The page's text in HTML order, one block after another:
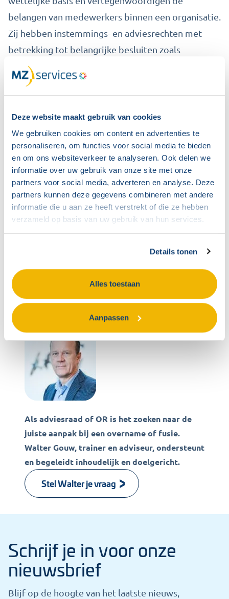
Deze website maakt gebruik van cookies
We gebruiken cookies om content en advertenties te
personaliseren, om functies voor social media te bieden
en om ons websiteverkeer te analyseren. Ook delen we
informatie over uw gebruik van onze site met onze
partners voor social media, adverteren en analyse. Deze
partners kunnen deze gegevens combineren met andere
informatie die u aan ze heeft verstrekt of die ze hebben
verzameld op basis van uw gebruik van hun services.
Details tonen
Alles toestaan
Aanpassen
belangen van medewerkers binnen een organisatie.
Zij hebben instemmings- en adviesrechten met
betrekking tot belangrijke besluiten zoals
reorganisaties, arbeidsvoorwaarden en
werkprocessen. Door een constructieve dialoog
tussen de ondernemingsraad en het management
wordt een evenwichtige besluitvorming
bevorderd, waarbij zowel de continuïteit van de
organisatie als het welzijn van de medewerkers
centraal staat.
Het effectief benutten van zowel adviesraden als
ondernemingsraden draagt bij aan een
transparante en inclusieve organisatiecultuur. Door
organisatie optimaal inspelen op zowel
strategische als operationele vraagstukken, waarbij
innovatie, medewerkerswelzijn en
bedrijfsbelangen hand in hand gaan.
Als adviesraad of OR is het zoeken naar de
juiste aanpak bij een overname of fusie.
Walter Gouw, trainer en adviseur, ondersteunt
en begeleidt inhoudelijk en doelgericht.
Stel Walter je vraag
Schrijf je in voor onze
nieuwsbrief
Blijf op de hoogte van het laatste nieuws,